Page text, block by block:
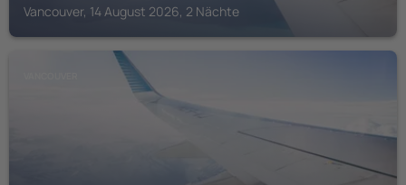
Vancouver, 14 August 2026, 2 Nächte